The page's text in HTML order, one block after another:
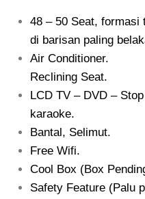
48 – 50 Seat, formasi
di barisan paling
Air Conditioner.
Reclining Seat.
LCD TV – DVD –
karaoke.
Bantal, Selimut.
Free Wifi.
Cool Box (Box
Safety Feature (Palu